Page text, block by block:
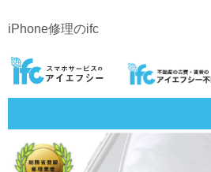
iPhone修理のifc